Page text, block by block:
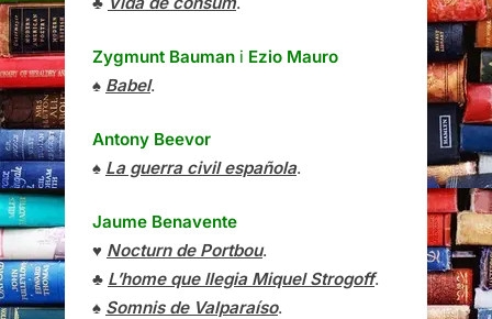
Zygmunt Bauman i Ezio Mauro
♠ Babel.
Antony Beevor
♠ La guerra civil española.
Jaume Benavente
♥ Nocturn de Portbou.
♣ L’home que llegia Miquel Strogoff.
♠ Somnis de Valparaíso.